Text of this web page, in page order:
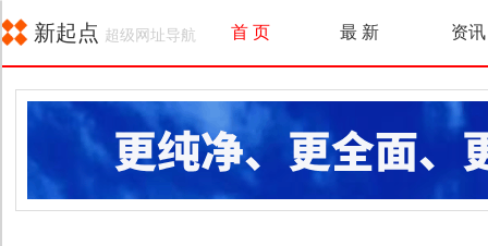
新起点 超级网址导航 首 页 最 新 资讯